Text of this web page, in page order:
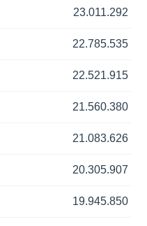
23.011.292
22.785.535
22.521.915
21.560.380
21.083.626
20.305.907
19.945.850